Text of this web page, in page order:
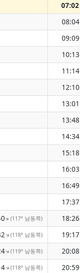
07:02
08:04
09:09
10:13
11:14
12:10
13:01
13:48
14:34
15:18
16:03
16:49
17:37
↑(117° 남동쪽) 18:26
↑(118° 남동쪽) 19:17
↑(119° 남동쪽) 20:08
↑(118° 남동쪽) 20:59